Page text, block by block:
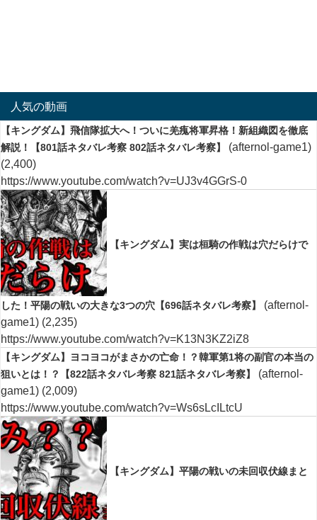
人気の動画
【キングダム】飛信隊拡大へ！ついに羌瘣将軍昇格！新組織図を徹底
解説！【801話ネタバレ考察 802話ネタバレ考察】
(afternol-game1)
(2,400)
https://www.youtube.com/watch?v=UJ3v4GGrS-0
【キングダム】実は桓騎の作戦は穴だらけで
した！平陽の戦いの大きな3つの穴【696話ネタバレ考察】
(afternol-
game1) (2,235)
https://www.youtube.com/watch?v=K13N3KZ2iZ8
【キングダム】ヨコヨコがまさかの亡命！？韓軍第1将の副官の本当の
狙いとは！？【822話ネタバレ考察 821話ネタバレ考察】
(afternol-
game1) (2,009)
https://www.youtube.com/watch?v=Ws6sLcILtcU
【キングダム】平陽の戦いの未回収伏線まと